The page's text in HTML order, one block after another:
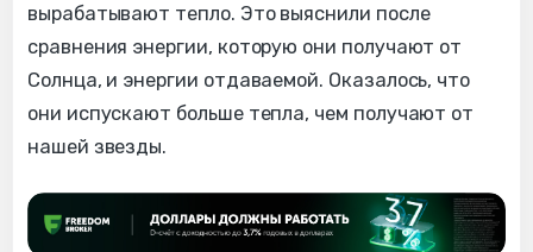
вырабатывают тепло. Это выяснили после
сравнения энергии, которую они получают от
Солнца, и энергии отдаваемой. Оказалось, что
они испускают больше тепла, чем получают от
нашей звезды.